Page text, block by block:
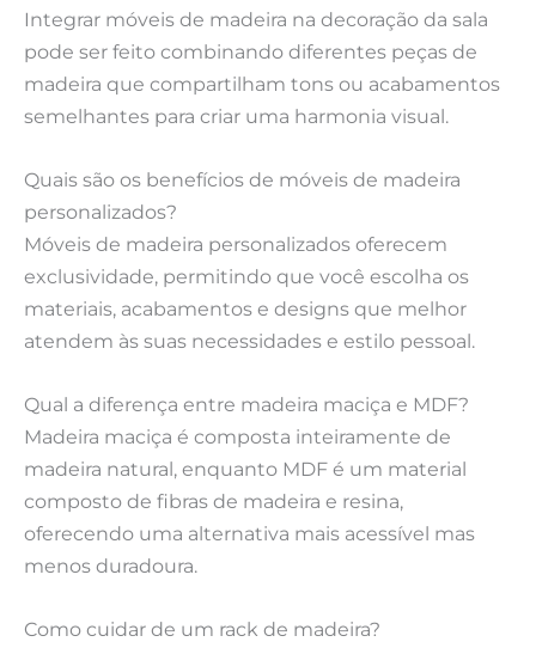
Integrar móveis de madeira na decoração da sala
pode ser feito combinando diferentes peças de
madeira que compartilham tons ou acabamentos
semelhantes para criar uma harmonia visual.
Quais são os benefícios de móveis de madeira
personalizados?
Móveis de madeira personalizados oferecem
exclusividade, permitindo que você escolha os
materiais, acabamentos e designs que melhor
atendem às suas necessidades e estilo pessoal.
Qual a diferença entre madeira maciça e MDF?
Madeira maciça é composta inteiramente de
madeira natural, enquanto MDF é um material
composto de fibras de madeira e resina,
oferecendo uma alternativa mais acessível mas
menos duradoura.
Como cuidar de um rack de madeira?